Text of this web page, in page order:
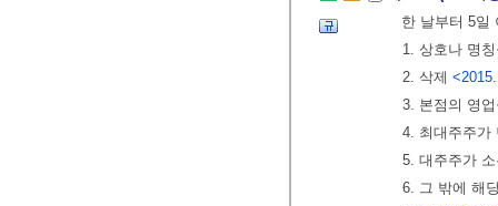
한 날부터 5일
1. 상호나 명
2. 삭제
3. 본점의 영
4. 최대주주가
5. 대주주가
6. 그 밖에 해